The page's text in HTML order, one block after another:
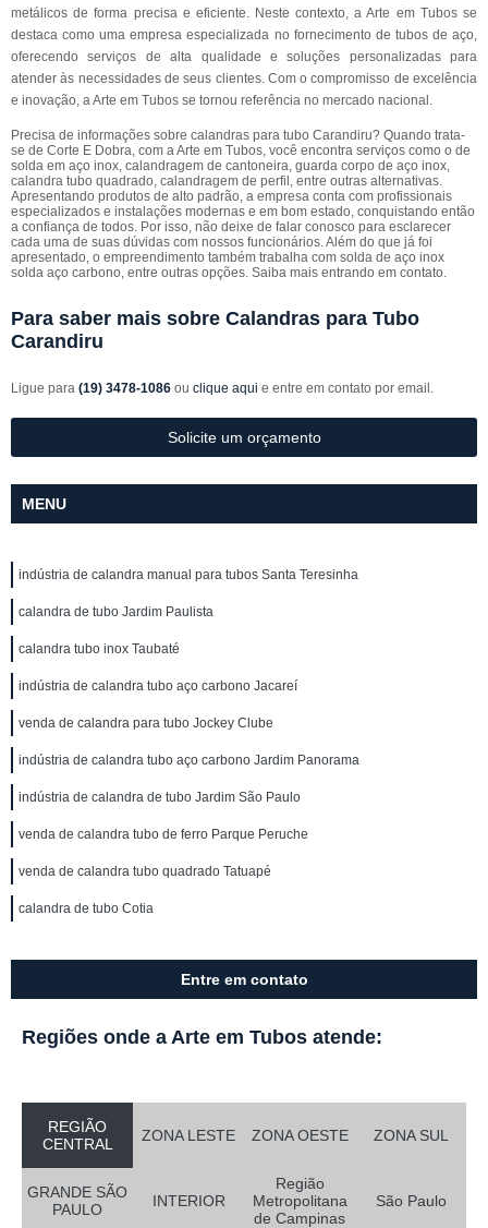
metálicos de forma precisa e eficiente. Neste contexto, a Arte em Tubos se
destaca como uma empresa especializada no fornecimento de tubos de aço,
oferecendo serviços de alta qualidade e soluções personalizadas para
atender às necessidades de seus clientes. Com o compromisso de excelência
e inovação, a Arte em Tubos se tornou referência no mercado nacional.
Precisa de informações sobre calandras para tubo Carandiru? Quando trata-
se de Corte E Dobra, com a Arte em Tubos, você encontra serviços como o de
solda em aço inox, calandragem de cantoneira, guarda corpo de aço inox,
calandra tubo quadrado, calandragem de perfil, entre outras alternativas.
Apresentando produtos de alto padrão, a empresa conta com profissionais
especializados e instalações modernas e em bom estado, conquistando então
a confiança de todos. Por isso, não deixe de falar conosco para esclarecer
cada uma de suas dúvidas com nossos funcionários. Além do que já foi
apresentado, o empreendimento também trabalha com solda de aço inox
solda aço carbono, entre outras opções. Saiba mais entrando em contato.
Para saber mais sobre Calandras para Tubo
Carandiru
Ligue para (19) 3478-1086 ou clique aqui e entre em contato por email.
Solicite um orçamento
MENU
indústria de calandra manual para tubos Santa Teresinha
calandra de tubo Jardim Paulista
calandra tubo inox Taubaté
indústria de calandra tubo aço carbono Jacareí
venda de calandra para tubo Jockey Clube
indústria de calandra tubo aço carbono Jardim Panorama
indústria de calandra de tubo Jardim São Paulo
venda de calandra tubo de ferro Parque Peruche
venda de calandra tubo quadrado Tatuapé
calandra de tubo Cotia
Entre em contato
Regiões onde a Arte em Tubos atende:
REGIÃO
CENTRAL
ZONA LESTE ZONA OESTE ZONA SUL
GRANDE SÃO
PAULO
INTERIOR
Região
Metropolitana
de Campinas
São Paulo